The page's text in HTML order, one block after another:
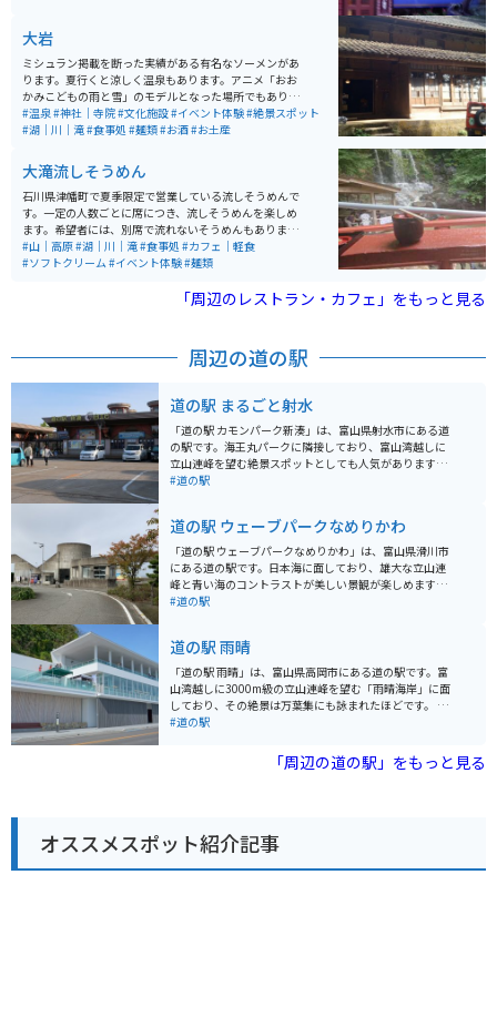
大岩
ミシュラン掲載を断った実績がある有名なソーメンがあ
ります。夏行くと涼しく温泉もあります。アニメ「おお
かみこどもの雨と雪」のモデルとなった場所でもありま
す。 滝に打たれる体験もできます。山菜料理やかき氷も
おいしく、お土産にあんころ餅がオススメです。近くに
#温泉#神社｜寺院#文化施設#イベント体験#絶景スポット
#湖｜川｜滝#食事処 #麺類#お酒#お土産
大滝流しそうめん
石川県津幡町で夏季限定で営業している流しそうめんで
す。一定の人数ごとに席につき、流しそうめんを楽しめ
ます。希望者には、別席で流れないそうめんもありま
す。しいたけ焼きやイワナ焼きなどの軽食、イワナの掴
み取りなどもしています。 山の中の川べりでの営業なの
遊びが出来たり、周囲の景色を楽しんだり出来ます。
#山｜高原#湖｜川｜滝#食事処 #カフェ｜軽食
#ソフトクリーム#イベント体験#麺類
「周辺のレストラン・カフェ」をもっと見る
周辺の道の駅
道の駅 まるごと射水
「道の駅 カモンパーク新湊」は、富山県射水市にある道
の駅です。海王丸パークに隣接しており、富山湾越しに
立山連峰を望む絶景スポットとしても人気があります。
道の駅には、新鮮な魚介類を販売する市場や、地元の食
することができます。 バイクで訪れる場合、道の駅に隣
接する海王丸パークに、無料の駐車場とバイクスタンド
が用意されています。富山湾岸をツーリングする際に
は、ぜひ立ち寄りたいスポットです。 周辺には、国の重
要文化財に指定されている旧北前船主住宅や、映画のロ
楽しむことができるでしょう。
#道の駅
道の駅 ウェーブパークなめりかわ
「道の駅 ウェーブパークなめりかわ」は、富山県滑川市
にある道の駅です。日本海に面しており、雄大な立山連
峰と青い海のコントラストが美しい景観が楽しめます。
新鮮な魚介類を販売する「海鮮市場」や、地元食材を使
では、滑川市の特産品であるホタルイカの発光ショーや
生態について学ぶことができます。 バイクで訪れる場
合、道の駅には広い駐車場が完備されているので安心で
す。富山湾沿岸を走る「シーサイドライン」は、景色が
良くツーリングにおすすめのルートです。道の駅で休憩
できる「魚津港」や、温泉施設もあります。道の駅を拠
#道の駅
道の駅 雨晴
「道の駅 雨晴」は、富山県高岡市にある道の駅です。富
山湾越しに3000m級の立山連峰を望む「雨晴海岸」に面
しており、その絶景は万葉集にも詠まれたほどです。 晴
れた日には青い海と空、雄大な立山連峰のコントラスト
ります。道の駅には、新鮮な海の幸を味わえるレストラ
ンや、地元の特産品を販売するショップがあり、観光客
沿いを走るのがおすすめです。 【おすすめポイント】 *
立山連峰と富山湾の絶景 * 新鮮な海の幸 * 雨晴海岸沿い
のドライブ 【周辺情報】 * 国名勝 雨晴海岸 * 越中国分
#道の駅
「周辺の道の駅」をもっと見る
オススメスポット紹介記事